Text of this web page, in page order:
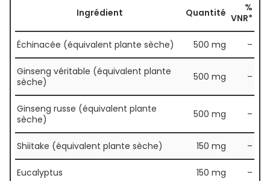
Ingrédient Quantité
%
VNR*
Échinacée (équivalent plante sèche) 500 mg –
Ginseng véritable (équivalent plante
sèche)
500 mg –
Ginseng russe (équivalent plante
sèche)
500 mg –
Shiitake (équivalent plante sèche) 150 mg –
Eucalyptus 150 mg –